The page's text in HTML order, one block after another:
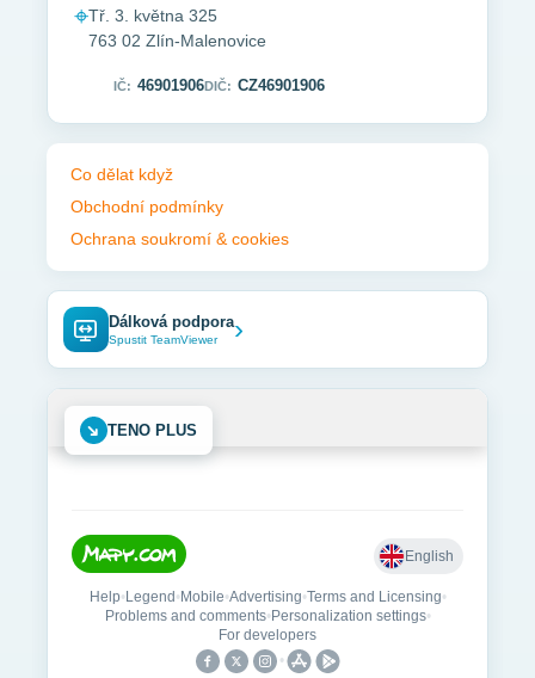
⌖Tř. 3. května 325
763 02 Zlín-Malenovice
IČ: 46901906DIČ: CZ46901906
Co dělat když
Obchodní podmínky
Ochrana soukromí & cookies
Dálková podpora
Spustit TeamViewer ›
➜TENO PLUS